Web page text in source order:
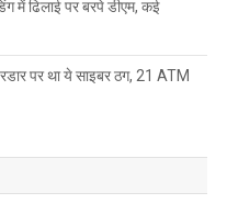
में ढिलाई पर बरपे डीएम, कई
पर था ये साइबर ठग, 21 ATM